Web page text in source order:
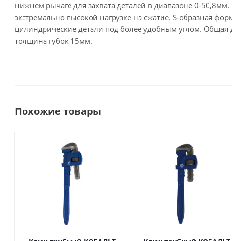
нижнем рычаге для захвата деталей в диапазоне 0-
экстремально высокой нагрузке на сжатие. S-образная
цилиндрические детали под более удобным углом.
толщина губок 15мм.
Похожие товары